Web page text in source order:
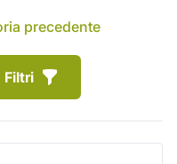
precedente
Filtri